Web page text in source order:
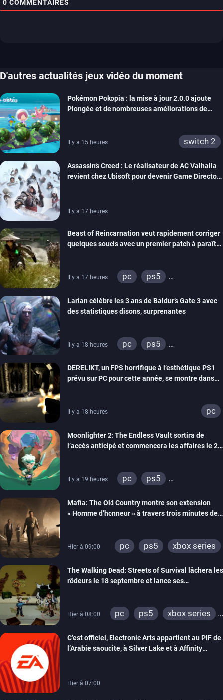
0 COMMENTAIRES
D'autres actualités jeux vidéo du moment
Pokémon Pokopia : la mise à jour 2.0.0 ajoute
Plongée et de nombreuses améliorations de
Il y a 15 heures switch 2
Assassin’s Creed : Le réalisateur de AC Valhalla
revient chez Ubisoft pour devenir Game Director
Il y a 17 heures
Beast of Reincarnation veut rapidement corriger
quelques soucis avec un premier patch à paraître
Il y a 17 heures pc
ps5
Larian célèbre les 3 ans de Baldur’s Gate 3 avec
des statistiques disons, surprenantes
Il y a 18 heures pc
ps5
DERELIKT, un FPS horrifique à l’esthétique PS1
prévu sur PC pour cette année, se montre dans
Il y a 18 heures pc
Moonlighter 2: The Endless Vault sortira de
l’accès anticipé et commencera les affaires le 2
Il y a 19 heures pc
ps5
Mafia: The Old Country montre son extension
« Homme d’honneur » à travers trois minutes de
Hier à 09:00 pc ps5 xbox series
The Walking Dead: Streets of Survival lâchera les
rôdeurs le 18 septembre et lance ses
Hier à 08:00 pc ps5
xbox series
C’est officiel, Electronic Arts appartient au PIF de
l’Arabie saoudite, à Silver Lake et à Affinity
Hier à 07:00